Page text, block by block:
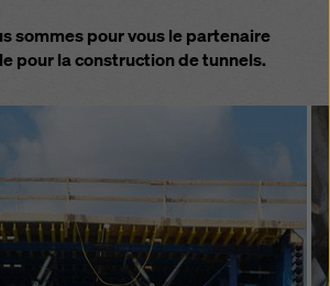
sommes pour vous le partenaire
pour la construction de tunnels.